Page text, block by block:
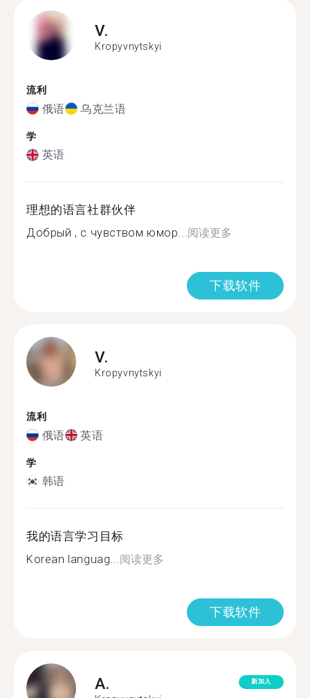
V.
Kropyvnytskyi
流利
俄语 乌克兰语
学
英语
理想的语言社群伙伴
Добрый , с чувством юмор...阅读更多
下载软件
V.
Kropyvnytskyi
流利
俄语 英语
学
韩语
我的语言学习目标
Korean languag...阅读更多
下载软件
A. 新加入